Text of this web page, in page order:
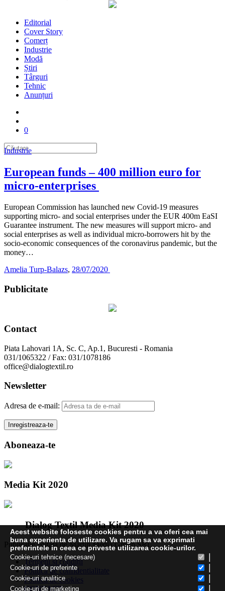
Editorial
Cover Story
Comerț
Industrie
Modă
Știri
Târguri
Tehnic
Anunțuri
0
Industrie
European funds – 400 million euro for
micro-enterprises
European Commission has launched new Covid-19 measures
supporting micro- and social enterprises under the EUR 400m EaSI
Guarantee instrument. The new measures will support micro- and
social enterprises as well as individual micro-borrowers hit by the
socio-economic consequences of the coronavirus pandemic, but the
money…
Amelia Turp-Balazs, 28/07/2020
Publicitate
Contact
Piata Lahovari 1A, Sc. C, Ap.1, Bucuresti - Romania
031/1065322 / Fax: 031/1078186
office@dialogtextil.ro
Newsletter
Adresa de e-mail:
Aboneaza-te
Media Kit 2020
Dialog Textil Media Kit 2020
Publicatie editata de Martin Media Group SRL
Termeni și condiții
Politica de confidentialitate
Politica de cookies
CONTACT
Acest website foloseste cookies pentru a va oferi cea mai
buna experienta de utilizare. Va rugam sa va exprimati
preferintele in ceea ce priveste utilizarea cookie-urilor.
Cookie-uri tehnice (necesare)
Cookie-uri de preferinte
Cookie-uri analitice
Cookie-uri de marketing